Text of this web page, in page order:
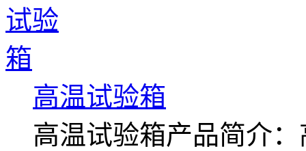
高温试验箱
高温试验箱产品简介